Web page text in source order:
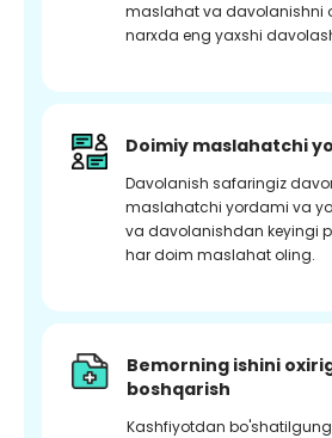
maslahat va davolanishni
narxda eng yaxshi
Doimiy maslahatchi
Davolanish safaringiz
maslahatchi yordami va
va davolanishdan keyingi
har doim maslahat oling.
Bemorning ishini
boshqarish
Kashfiyotdan